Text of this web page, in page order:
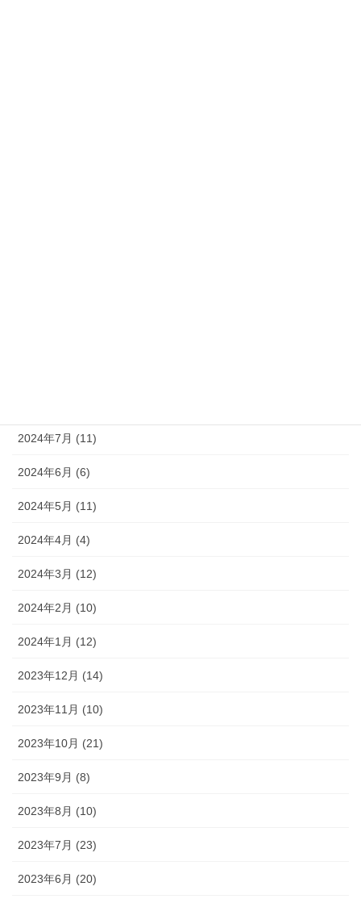
2024年7月 (11)
2024年6月 (6)
2024年5月 (11)
2024年4月 (4)
2024年3月 (12)
2024年2月 (10)
2024年1月 (12)
2023年12月 (14)
2023年11月 (10)
2023年10月 (21)
2023年9月 (8)
2023年8月 (10)
2023年7月 (23)
2023年6月 (20)